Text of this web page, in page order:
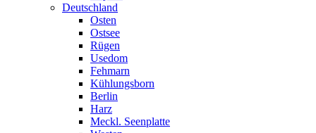
Deutschland
Osten
Ostsee
Rügen
Usedom
Fehmarn
Kühlungsborn
Berlin
Harz
Meckl. Seenplatte